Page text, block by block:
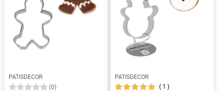
PATISDECOR
(0)
PATISDECOR
1